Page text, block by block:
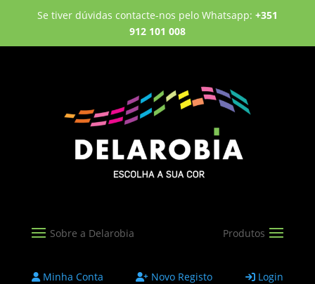
Se tiver dúvidas contacte-nos pelo Whatsapp: +351
912 101 008
Minha Conta Novo Registo Login